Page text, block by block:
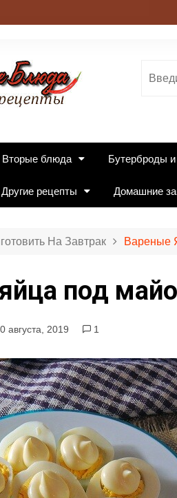
Вторые блюда Бутерброды и
Другие рецепты Домашние
На Завтрак Вареные
под
августа, 2019 1